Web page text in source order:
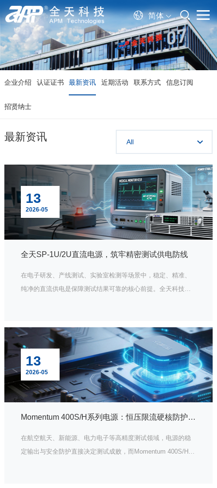
简体
企业介绍 认证证书 最新资讯 近期活动 联系方式 信息订阅
招贤纳士
最新资讯 All
13
2026-05
全天SP-1U/2U直流电源，筑牢精密测试供电防线
在电子研发、产线测试、实验室检测等场景中，稳定、精准、
纯净的直流供电是保障测试结果可靠的核心前提。全天科技深
户的理想供电解决方案。
13
2026-05
Momentum 400S/H系列电源：恒压限流硬核防护，筑牢测试安全防线
在航空航天、新能源、电力电子等高精度测试领域，电源的稳
定输出与安全防护直接决定测试成败，而Momentum 400S/H系